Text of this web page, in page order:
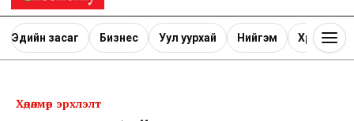
Эдийн засаг Бизнес Уул уурхай Нийгэм Хөрөнгө
Хөдөлмөр эрхлэлт